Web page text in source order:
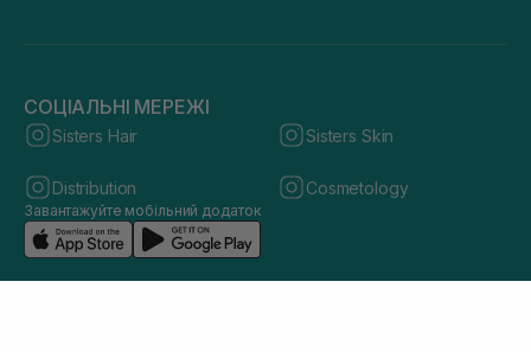
СОЦІАЛЬНІ МЕРЕЖІ
Sisters Hair Sisters Skin
Distribution Cosmetology
Завантажуйте мобільний додаток